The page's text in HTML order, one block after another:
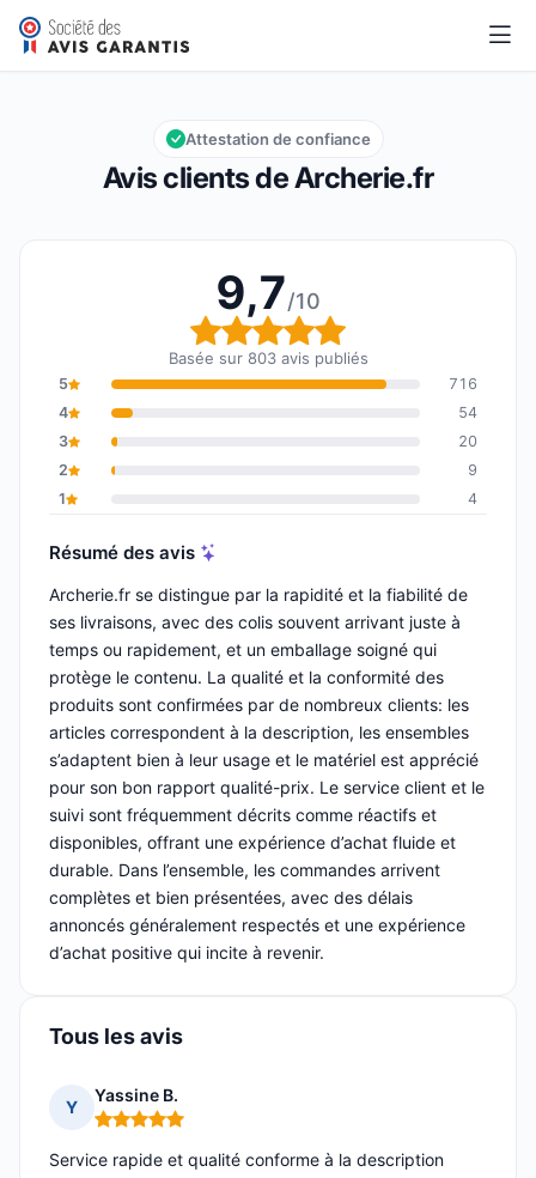
Archerie.fr
Note globale : 9,7 sur 10
9,7/10
Avis clients de Archerie.fr
Attestation de confiance
9,7/10
Note globale : 9,7 sur
Basée sur 803 avis publiés
5
716
4
54
3
20
2
9
1
4
Résumé des avis
Archerie.fr se distingue par la rapidité et la fiabilité de
ses livraisons, avec des colis souvent arrivant juste à
temps ou rapidement, et un emballage soigné qui
protège le contenu. La qualité et la conformité des
produits sont confirmées par de nombreux clients: les
articles correspondent à la description, les ensembles
s’adaptent bien à leur usage et le matériel est apprécié
pour son bon rapport qualité-prix. Le service client et le
suivi sont fréquemment décrits comme réactifs et
disponibles, offrant une expérience d’achat fluide et
durable. Dans l’ensemble, les commandes arrivent
complètes et bien présentées, avec des délais
annoncés généralement respectés et une expérience
d’achat positive qui incite à revenir.
Tous les avis
Y
Yassine B.
Note : 5 sur 5
Service rapide et qualité conforme à la description